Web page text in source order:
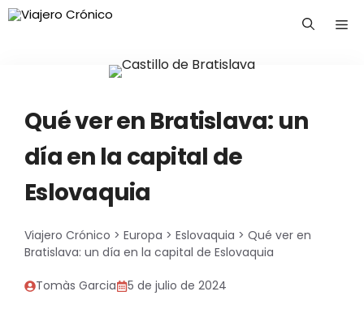
Saltar
Qué ver en Bratislava: un
día en la capital de
Eslovaquia
Viajero Crónico > Europa > Eslovaquia > Qué ver en
Bratislava: un día en la capital de Eslovaquia
Tomàs Garcia 5 de julio de 2024